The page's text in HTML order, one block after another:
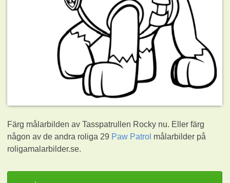
Färg målarbilden av Tasspatrullen Rocky nu. Eller färg
någon av de andra roliga 29 Paw Patrol målarbilder på
roligamalarbilder.se.